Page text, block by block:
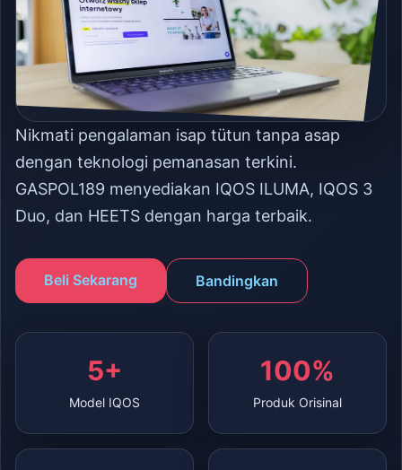
Nikmati pengalaman isap tütun tanpa asap
dengan teknologi pemanasan terkini.
GASPOL189 menyediakan IQOS ILUMA, IQOS 3
Duo, dan HEETS dengan harga terbaik.
Beli Sekarang Bandingkan
5+
Model IQOS
100%
Produk Orisinal